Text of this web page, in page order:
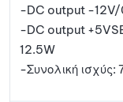
-DC output -12V/
-DC output
12.5W
-Συνολική ισχύς: